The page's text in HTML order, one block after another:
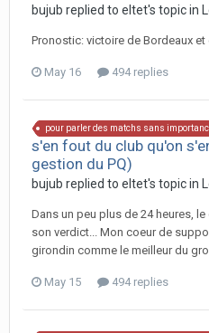
bujub replied to eltet's topic in
Pronostic: victoire de Bordeaux et
May 16 494 replies
pour parler des matchs sans
s'en fout du club qu'on
gestion du PQ)
bujub replied to eltet's topic in
Dans un peu plus de 24 heures,
son verdict... Mon coeur de
girondin comme le meilleur du
May 15 494 replies